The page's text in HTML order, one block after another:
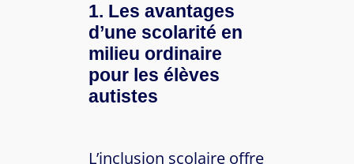
1. Les avantages
d’une scolarité en
milieu ordinaire
pour les élèves
autistes
L’inclusion scolaire offre